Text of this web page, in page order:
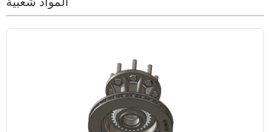
مخصصة وحلول تغليف لتلبية متطلبات الشراء المتنوعة
لعملاء B2B حول العالم. تتراوح مدة التسليم بين 15 و30